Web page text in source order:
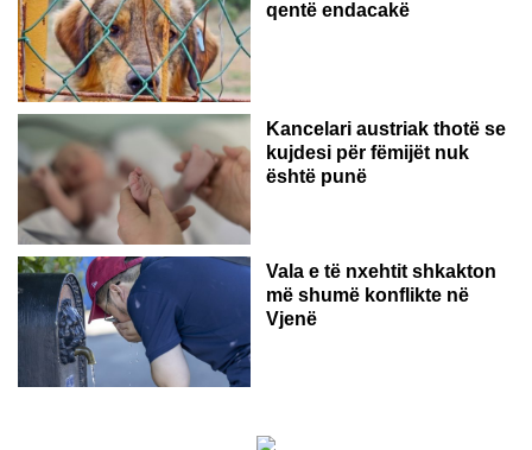
qentë endacakë
Kancelari austriak thotë se
kujdesi për fëmijët nuk
është punë
Vala e të nxehtit shkakton
më shumë konflikte në
Vjenë